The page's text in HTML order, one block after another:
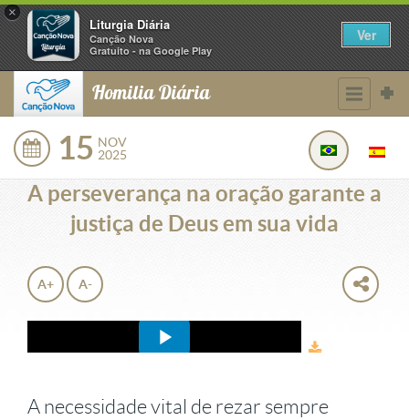
×
Liturgia Diária
Canção Nova
Gratuito - na Google Play
Ver
Homilia Diária
15 NOV
2025
A perseverança na oração garante a
justiça de Deus em sua vida
A+ A-
A necessidade vital de rezar sempre